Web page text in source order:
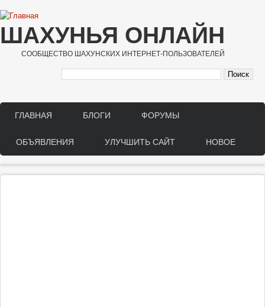
Перейти к основному содержанию
ШАХУНЬЯ ОНЛАЙН
СООБЩЕСТВО ШАХУНСКИХ ИНТЕРНЕТ-ПОЛЬЗОВАТЕЛЕЙ
Main menu
ГЛАВНАЯ БЛОГИ ФОРУМЫ
ОБЪЯВЛЕНИЯ УЛУЧШИТЬ САЙТ НОВОЕ